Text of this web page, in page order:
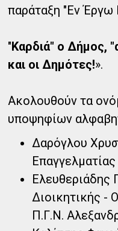
παράταξη "Εν Έργω
"Καρδιά" ο Δήμος,
και οι Δημότες!».
Ακολουθούν τα
υποψηφίων
Δαρόγλου
Επαγγελματίας
Ελευθεριάδης
Διοικητικής -
Π.Γ.Ν.